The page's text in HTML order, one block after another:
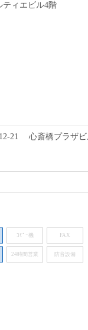
ティエビル4階
21 心斎橋プラザビ
ｺﾋﾟｰ機 FAX
24時間営業 防音設備